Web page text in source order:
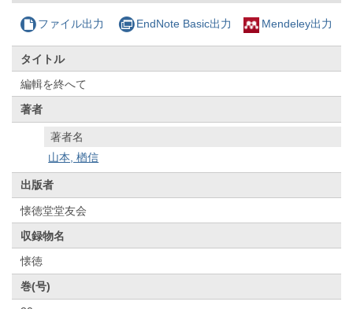
ファイル出力 EndNote Basic出力 Mendeley出力
タイトル
編輯を終へて
著者
著者名
山本, 楢信
出版者
懐徳堂堂友会
収録物名
懐徳
巻(号)